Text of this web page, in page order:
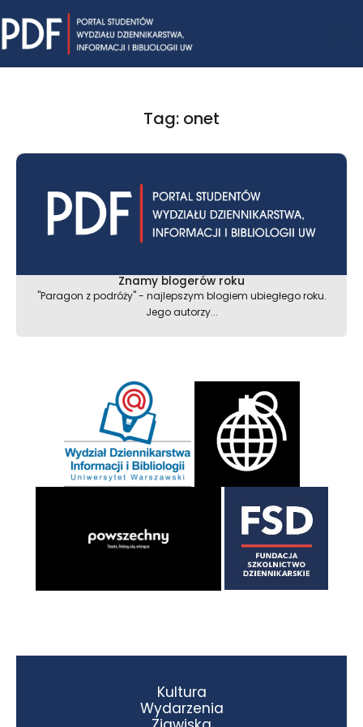
to
content
Tag: onet
Znamy blogerów roku
"Paragon z podróży" - najlepszym blogiem ubiegłego roku.
Jego autorzy...
Kultura
Wydarzenia